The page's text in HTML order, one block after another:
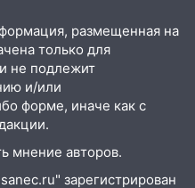
горло: в
с судимым
для женщины
без прав
размещенная на
только для
не подлежит
и/или
форме, иначе как с
мнение авторов.
зарегистрирован